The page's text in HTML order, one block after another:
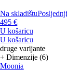
Na skladištu
495 €
U košaricu
U košaricu
druge varijante
+ Dimenzije (6)
Moonia